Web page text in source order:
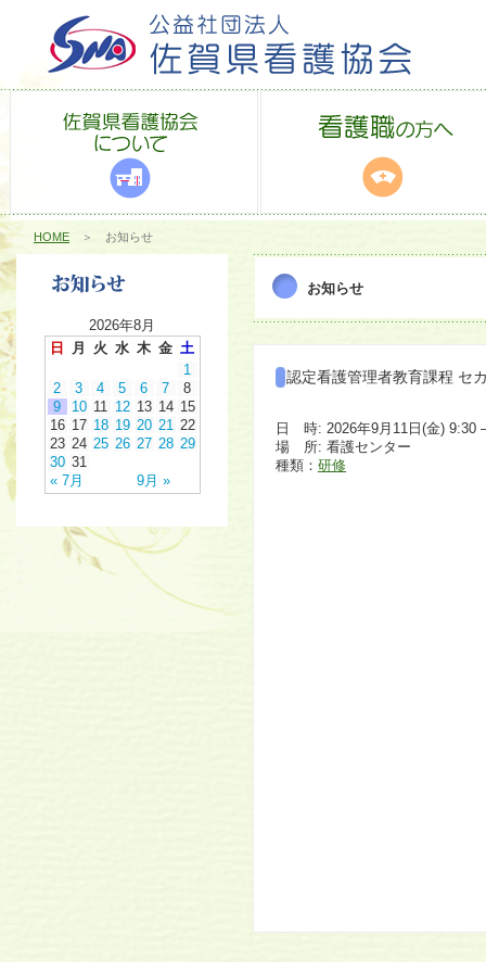
HOME ＞ お知らせ
2026年8月
日
月 火 水 木 金 土
« 7月 9月 »
1
2
3 4 5 6 7
8
9
10 11 12 13 14 15
16 17 18 19 20 21 22
23 24 25 26 27 28 29
30 31
お知らせ
認定看護管理者教育課程 セ
日 時: 2026年9月11日(金) 9:30
場 所: 看護センター
種類： 研修